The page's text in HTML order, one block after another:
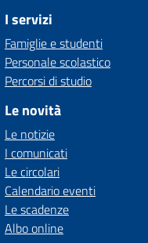
I servizi
Famiglie e studenti
Personale scolastico
Percorsi di studio
Le novità
Le notizie
I comunicati
Le circolari
Calendario eventi
Le scadenze
Albo online